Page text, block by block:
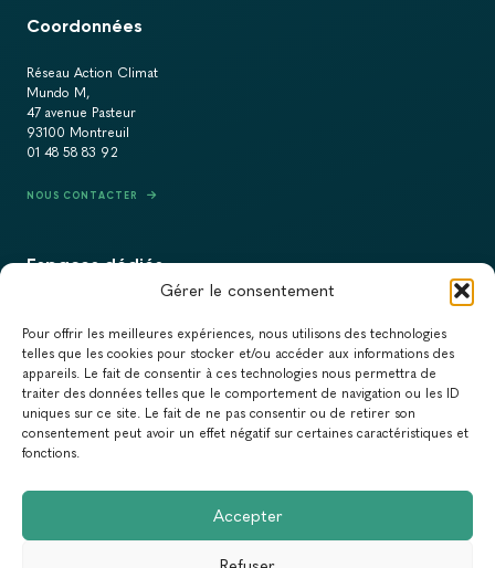
Gérer le consentement
Pour offrir les meilleures expériences, nous utilisons des technologies
telles que les cookies pour stocker et/ou accéder aux informations des
appareils. Le fait de consentir à ces technologies nous permettra de
traiter des données telles que le comportement de navigation ou les ID
uniques sur ce site. Le fait de ne pas consentir ou de retirer son
consentement peut avoir un effet négatif sur certaines caractéristiques et
fonctions.
Accepter
Coordonnées
Réseau Action Climat
Mundo M,
47 avenue Pasteur
93100 Montreuil
01 48 58 83 92
NOUS CONTACTER
Espaces dédiés
RECRUTEMENT
ACTUALITÉS
NEWSLETTER
Newsletter
Abonnez-vous à la newsletter du Réseau Action Climat.